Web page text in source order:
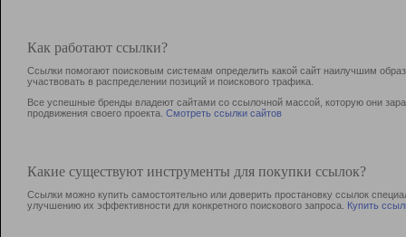
Как работают ссылки?
Ссылки помогают поисковым системам определить какой сайт наилучшим
участвовать в раcпределении позиций и поискового трафика.
Все успешные бренды владеют сайтами со ссылочной массой, которую они
продвижения своего проекта. Смотреть ссылки сайтов
Какие существуют инструменты для покупки ссылок?
Ссылки можно купить самостоятельно или доверить простановку ссылок
улучшению их эффективности для конкретного поискового запроса. Купить